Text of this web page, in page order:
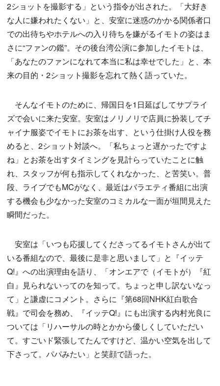
2ショットを撮影する」という指令が出された。「大好き
な人に嫌われたくない」と、安室に迷惑のかかる関係者口
での出待ちやホテルへの入り待ちを嫌がるイモトの姿はま
さに“ファンの鑑”。その後台湾公演に参加したイモトは、
「あなたのファンになれて本当に私は幸せでした」と、本
来の目的・2ショット撮影を忘れて熱く語っていた。
そんなイモトのために、帰国日を1日延ばしてサプライ
ズで会いに来た安室。安室はノリノリで店員に扮装してチ
ャイナ服姿でイモトにお茶を出す、という仕掛け人役を務
めると、2ショット対談へ。「私ちょっと遅かったですよ
ね」とお茶を出すタイミングを見計らっていたことに触
れ、スタッフが何も指示してくれなかった、と苦笑い。普
段、ライブでもMCがなく、最近はバラエティ番組に出演
する機会も少なかった安室のコミカルな一面が垣間見えた
瞬間だった。
安室は「いつも応援してくださってるイモトさんが出て
いる番組なので、最後に是非と思いまして」と『イッテ
Q!』への出演理由を語り、「オンエアで（イモトが）『紅
白』見られないってのを知って。ちょっと申し訳ないなっ
て」と謙虚にコメント。さらに『第68回NHK紅白歌合
戦』で司会を務め、『イッテQ!』にも出演する内村光良に
ついては「リハーサルの時とかから優しくしていただい
て。すごいド緊張してたんですけど、温かい空気を出して
下さって。パパみたい」と笑顔で語った。